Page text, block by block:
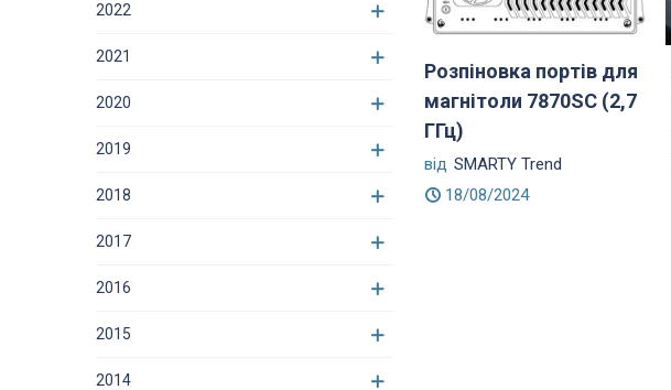
2022
2021
2020
2019
2018
2017
2016
2015
2014
Розпіновка портів для
магнітоли 7870SC (2,7
ГГц)
від SMARTY Trend
18/08/2024